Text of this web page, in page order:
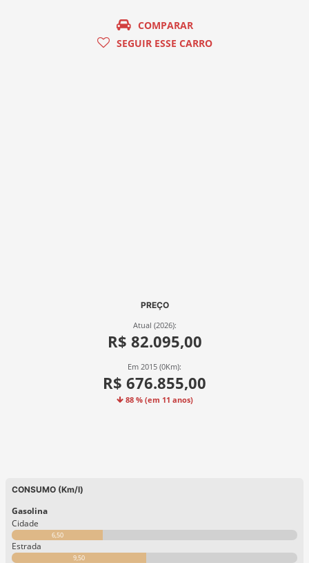
COMPARAR
SEGUIR ESSE CARRO
PREÇO
Atual (2026):
R$ 82.095,00
Em 2015 (0Km):
R$ 676.855,00
88 % (em 11 anos)
CONSUMO (Km/l)
Gasolina
Cidade
6,50
Estrada
9,50